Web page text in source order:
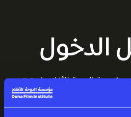
الدخول
مؤسسة الدوحة للأفلام. استمتع
المليئة بالقصص المذهلة.